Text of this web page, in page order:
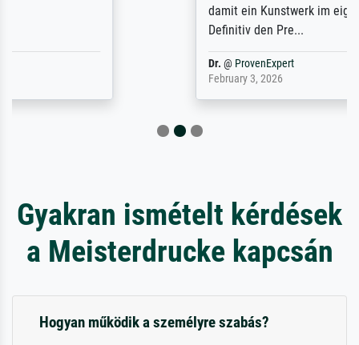
damit ein Kunstwerk im eigenen Sinne.
Gyakran ismételt kérdések
a Meisterdrucke kapcsán
Hogyan működik a személyre szabás?